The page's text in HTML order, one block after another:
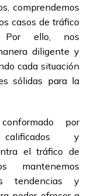
comprendemos
casos de tráfico
Por ello, nos
diligente y
cada situación
sólidas para la
por
calificados y
el tráfico de
mantenemos
tendencias y